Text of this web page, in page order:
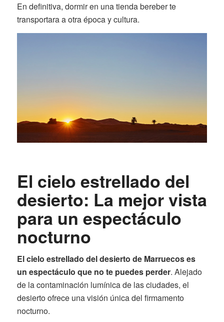
En definitiva, dormir en una tienda bereber te
transportara a otra época y cultura.
El cielo estrellado del
desierto: La mejor vista
para un espectáculo
nocturno
El cielo estrellado del desierto de Marruecos es
un espectáculo que no te puedes perder. Alejado
de la contaminación lumínica de las ciudades, el
desierto ofrece una visión única del firmamento
nocturno.